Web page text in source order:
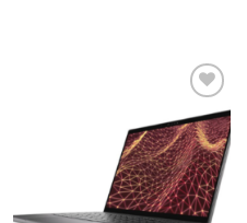
Add to
wishlist